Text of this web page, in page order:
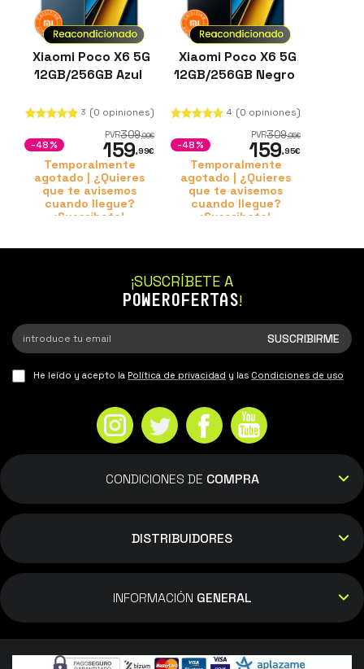
Xiaomi Poco X6 5G
12GB/256GB Azul
3 (0 opiniones)
PVR309,99€
159,99€
-48%
Temporalmente
agotado | ¿Quieres
que te avisemos
cuando llegue?
¡Suscríbete!
Xiaomi Poco X6 5G
12GB/256GB Negro
4 (0 opiniones)
PVR309,95€
159,95€
-48%
Temporalmente
agotado | ¿Quieres
que te avisemos
cuando llegue?
¡Suscríbete!
¡SUSCRÍBETE A
POWEROFERTAS!
He leído y acepto la Política de privacidad y las Condiciones de uso
CONDICIONES DE COMPRA
DISTRIBUIDORES
INFORMACIÓN GENERAL